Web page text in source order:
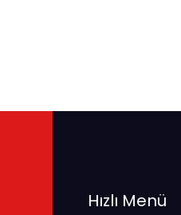
Hızlı Menü